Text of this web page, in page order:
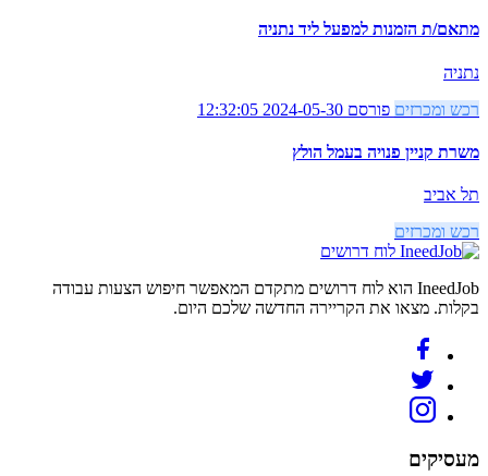
מתאם/ת הזמנות למפעל ליד נתניה
נתניה
רכש ומכרזים פורסם 2024-05-30 12:32:05
משרת קניין פנויה בעמל הולץ
תל אביב
רכש ומכרזים
לוח דרושים
IneedJob הוא לוח דרושים מתקדם המאפשר חיפוש הצעות עבודה
בקלות. מצאו את הקריירה החדשה שלכם היום.
מעסיקים